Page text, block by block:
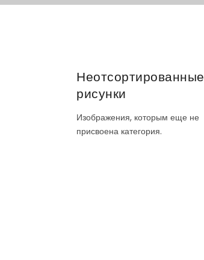
Неотсортированные
рисунки
Изображения, которым еще не
присвоена категория.